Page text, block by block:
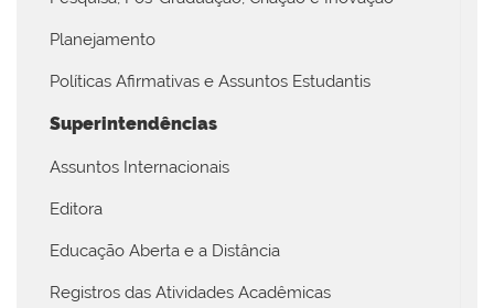
Planejamento
Políticas Afirmativas e Assuntos Estudantis
Superintendências
Assuntos Internacionais
Editora
Educação Aberta e a Distância
Registros das Atividades Acadêmicas